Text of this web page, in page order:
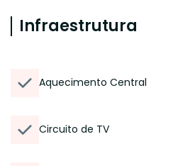
Infraestrutura
Aquecimento Central
Circuito de TV